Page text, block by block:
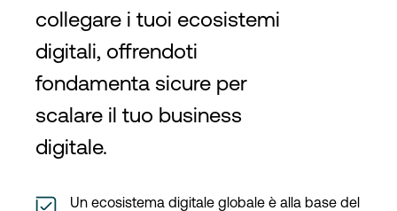
collegare i tuoi ecosistemi
digitali, offrendoti
fondamenta sicure per
scalare il tuo business
digitale.
Un ecosistema digitale globale è alla base del